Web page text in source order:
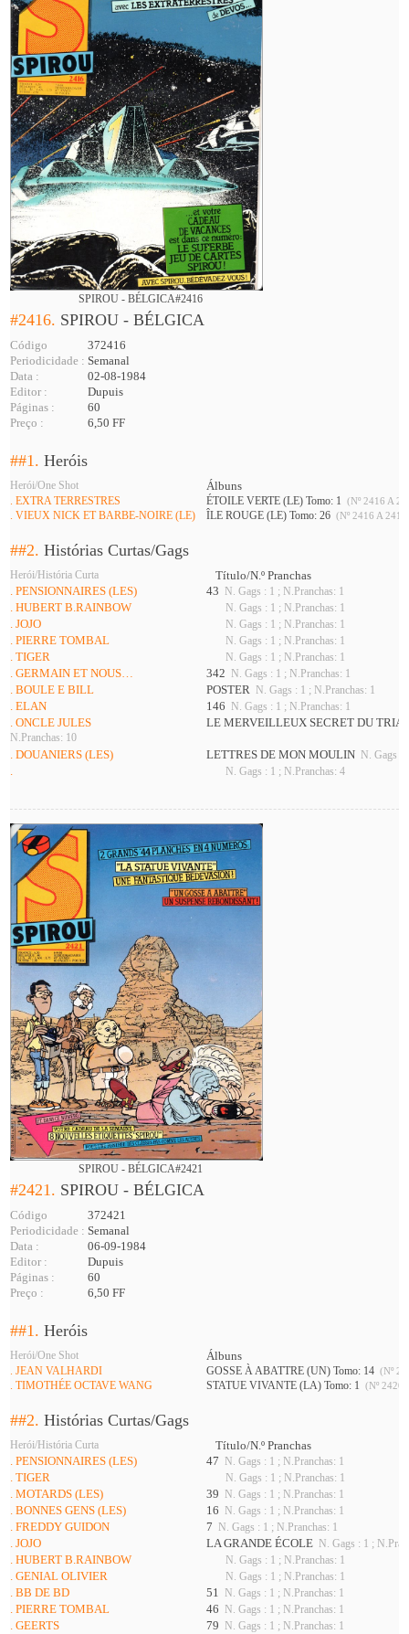
SPIROU - BÉLGICA#2416
#2416. SPIROU - BÉLGICA
Código
372416
Periodicidade : Semanal
Data :
02-08-1984
Editor :
Dupuis
Páginas :
60
Preço :
6,50 FF
##1.Heróis
Herói/One Shot Álbuns
. EXTRA TERRESTRES ÉTOILE VERTE (LE) Tomo: 1 (Nº 2416 A
. VIEUX NICK ET BARBE-NOIRE (LE) ÎLE ROUGE (LE) Tomo: 26 (Nº 2416 A
##2.Histórias Curtas/Gags
Herói/História Curta
Título/N.º Pranchas
. PENSIONNAIRES (LES)
43 N. Gags : 1 ; N.Pranchas: 1
. HUBERT B.RAINBOW N. Gags : 1 ; N.Pranchas: 1
. JOJO N. Gags : 1 ; N.Pranchas: 1
. PIERRE TOMBAL N. Gags : 1 ; N.Pranchas: 1
. TIGER N. Gags : 1 ; N.Pranchas: 1
. GERMAIN ET NOUS… 342 N. Gags : 1 ; N.Pranchas: 1
. BOULE E BILL POSTER N. Gags : 1 ; N.Pranchas: 1
. ELAN 146 N. Gags : 1 ; N.Pranchas: 1
. ONCLE JULES
LE MERVEILLEUX SECRET DU
N.Pranchas: 10
. DOUANIERS (LES)
LETTRES DE MON MOULIN N. Gags :
N. Gags : 1 ; N.Pranchas: 4
SPIROU - BÉLGICA#2421
#2421. SPIROU - BÉLGICA
Código
372421
Periodicidade : Semanal
Data :
06-09-1984
Editor :
Dupuis
Páginas :
60
Preço :
6,50 FF
##1.Heróis
Herói/One Shot Álbuns
. JEAN VALHARDI GOSSE À ABATTRE (UN) Tomo: 14 (Nº
. TIMOTHÉE OCTAVE WANG STATUE VIVANTE (LA) Tomo: 1 (Nº 2420
##2.Histórias Curtas/Gags
Herói/História Curta
Título/N.º Pranchas
. PENSIONNAIRES (LES)
47 N. Gags : 1 ; N.Pranchas: 1
. TIGER N. Gags : 1 ; N.Pranchas: 1
. MOTARDS (LES) 39 N. Gags : 1 ; N.Pranchas: 1
. BONNES GENS (LES) 16 N. Gags : 1 ; N.Pranchas: 1
. FREDDY GUIDON 7 N. Gags : 1 ; N.Pranchas: 1
. JOJO LA GRANDE ÉCOLE N. Gags : 1 ;
. HUBERT B.RAINBOW N. Gags : 1 ; N.Pranchas: 1
. GENIAL OLIVIER N. Gags : 1 ; N.Pranchas: 1
. BB DE BD 51 N. Gags : 1 ; N.Pranchas: 1
. PIERRE TOMBAL 46 N. Gags : 1 ; N.Pranchas: 1
. GEERTS 79 N. Gags : 1 ; N.Pranchas: 1